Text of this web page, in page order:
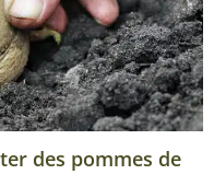
des pommes de